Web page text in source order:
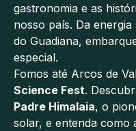
gastronomia e as
nosso país. Da
do Guadiana,
especial.
Fomos até Arcos de
Science Fest.
Padre Himalaia, o
solar, e entenda como